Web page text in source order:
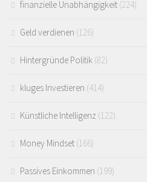
finanzielle Unabhängigkeit (224)
Geld verdienen (126)
Hintergründe Politik (82)
kluges Investieren (414)
Künstliche Intelligenz (122)
Money Mindset (166)
Passives Einkommen (199)